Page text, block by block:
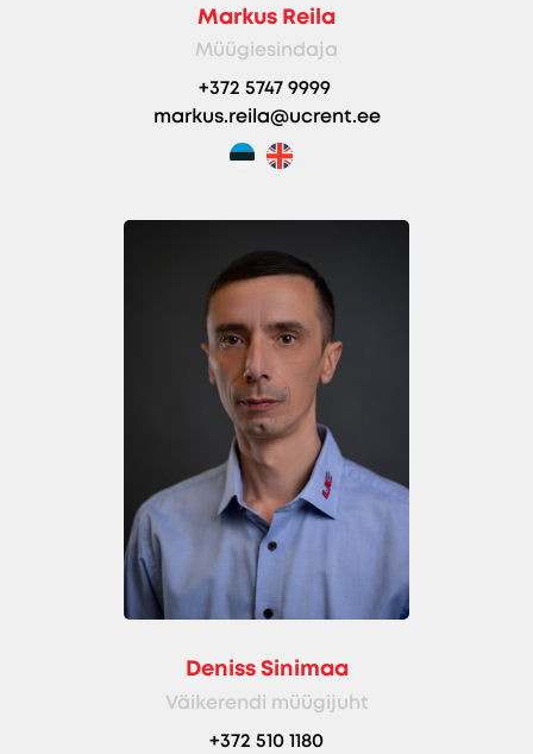
Markus Reila
Müügiesindaja
+372 5747 9999
markus.reila@ucrent.ee
Deniss Sinimaa
Väikerendi müügijuht
+372 510 1180